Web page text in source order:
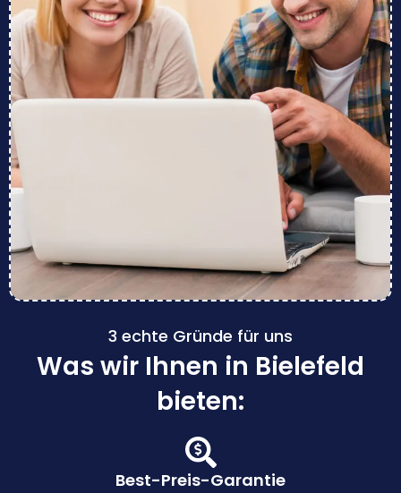
3 echte Gründe für uns
Was wir Ihnen in Bielefeld
bieten:
Best-Preis-Garantie